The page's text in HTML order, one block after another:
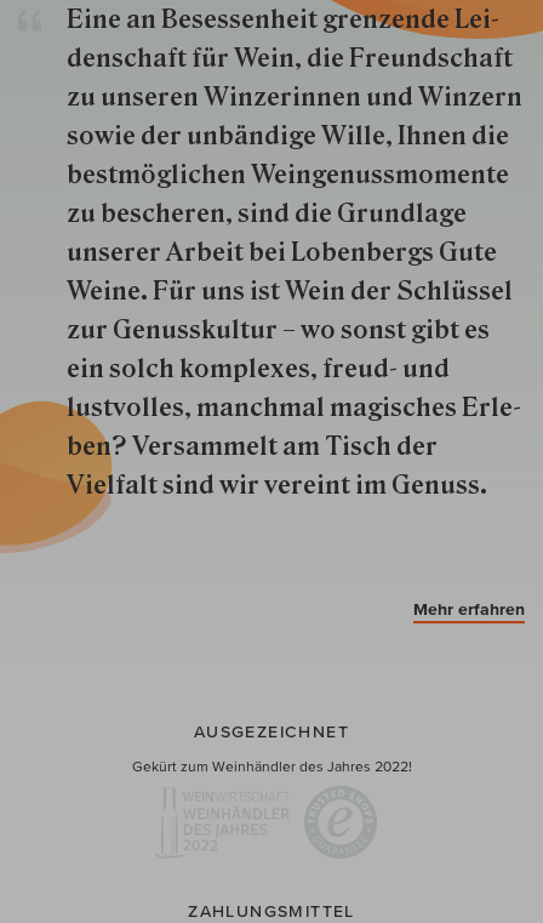
Eine an Besessenheit gren­zende Lei­
den­schaft für Wein, die Freund­schaft
zu unseren Win­zer­innen und Win­zern
so­wie der un­bän­dige Wille, Ihnen die
best­mög­lich­en Wein­genuss­momente
zu besche­ren, sind die Grund­lage
unserer Arbeit bei Lobenbergs Gute
Weine. Für uns ist Wein der Schlüs­sel
zur Genuss­kultur – wo sonst gibt es
ein solch kom­plexes, freud- und
lustvolles, manchmal ma­gisch­es Er­le­
ben? Versammelt am Tisch der
Vielfalt sind wir ver­eint im Genuss.
Mehr erfahren
AUSGEZEICHNET
Gekürt zum Weinhändler des Jahres 2022!
ZAHLUNGSMITTEL